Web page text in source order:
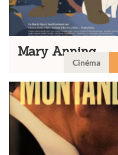
Mary Anning
Cinéma